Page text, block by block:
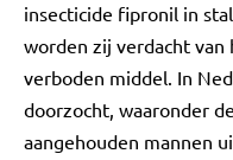
insecticide fipronil in
worden zij verdacht van
verboden middel. In
doorzocht, waaronder
aangehouden mannen